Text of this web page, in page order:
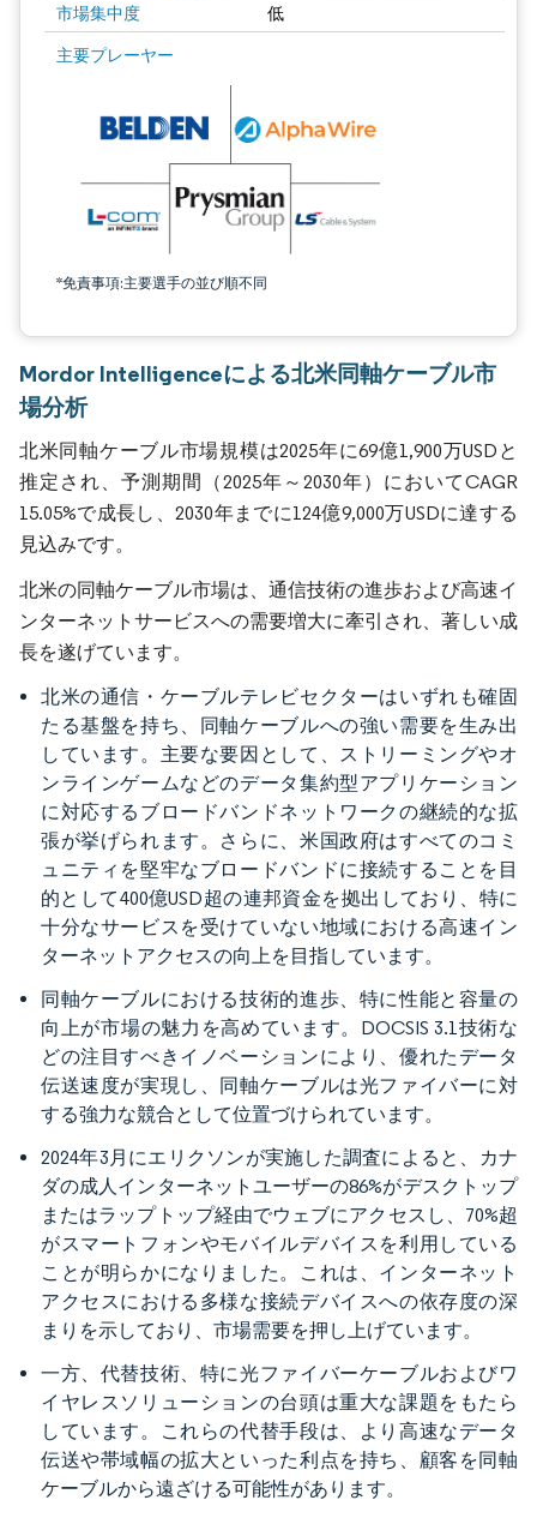
市場集中度 低
主要プレーヤー
*免責事項:主要選手の並び順不同
Mordor Intelligenceによる北米同軸ケーブル市
場分析
北米同軸ケーブル市場規模は2025年に69億1,900万USDと
推定され、予測期間（2025年～2030年）においてCAGR
15.05%で成長し、2030年までに124億9,000万USDに達する
見込みです。
北米の同軸ケーブル市場は、通信技術の進歩および高速イ
ンターネットサービスへの需要増大に牽引され、著しい成
長を遂げています。
北米の通信・ケーブルテレビセクターはいずれも確固
たる基盤を持ち、同軸ケーブルへの強い需要を生み出
しています。主要な要因として、ストリーミングやオ
ンラインゲームなどのデータ集約型アプリケーション
に対応するブロードバンドネットワークの継続的な拡
張が挙げられます。さらに、米国政府はすべてのコミ
ュニティを堅牢なブロードバンドに接続することを目
的として400億USD超の連邦資金を拠出しており、特に
十分なサービスを受けていない地域における高速イン
ターネットアクセスの向上を目指しています。
同軸ケーブルにおける技術的進歩、特に性能と容量の
向上が市場の魅力を高めています。DOCSIS 3.1技術な
どの注目すべきイノベーションにより、優れたデータ
伝送速度が実現し、同軸ケーブルは光ファイバーに対
する強力な競合として位置づけられています。
2024年3月にエリクソンが実施した調査によると、カナ
ダの成人インターネットユーザーの86%がデスクトップ
またはラップトップ経由でウェブにアクセスし、70%超
がスマートフォンやモバイルデバイスを利用している
ことが明らかになりました。これは、インターネット
アクセスにおける多様な接続デバイスへの依存度の深
まりを示しており、市場需要を押し上げています。
一方、代替技術、特に光ファイバーケーブルおよびワ
イヤレスソリューションの台頭は重大な課題をもたら
しています。これらの代替手段は、より高速なデータ
伝送や帯域幅の拡大といった利点を持ち、顧客を同軸
ケーブルから遠ざける可能性があります。